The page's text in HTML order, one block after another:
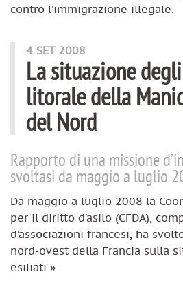
contro l’immigrazione illegale.
4 SET 2008
La situazione
litorale della
del Nord
Rapporto di una missione
svoltasi da maggio a luglio
Da maggio a luglio 2008 la
per il diritto d’asilo (CFDA),
d’associazioni francesi, ha
nord-ovest della Francia sulla
esiliati ».